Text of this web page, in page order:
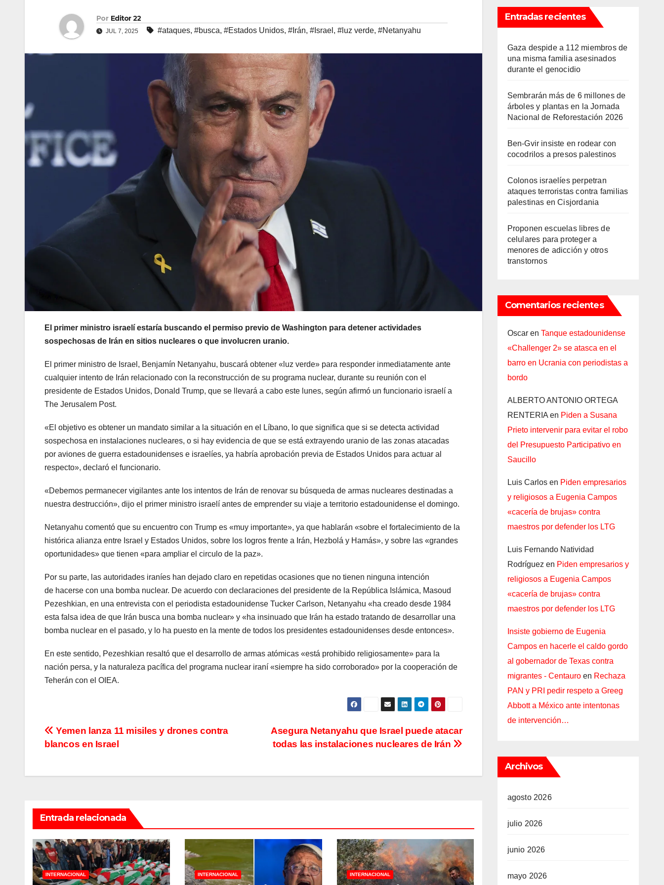
Por Editor 22
JUL 7, 2025 #ataques, #busca, #Estados Unidos, #Irán, #Israel , #luz verde, #Netanyahu
El primer ministro israelí estaría buscando el permiso previo de Washington para detener actividades
sospechosas de Irán en sitios nucleares o que involucren uranio.
El primer ministro de Israel, Benjamín Netanyahu, buscará obtener «luz verde» para responder inmediatamente ante
cualquier intento de Irán relacionado con la reconstrucción de su programa nuclear, durante su reunión con el
presidente de Estados Unidos, Donald Trump, que se llevará a cabo este lunes, según afirmó un funcionario israelí a
The Jerusalem Post.
«El objetivo es obtener un mandato similar a la situación en el Líbano, lo que significa que si se detecta actividad
sospechosa en instalaciones nucleares, o si hay evidencia de que se está extrayendo uranio de las zonas atacadas
por aviones de guerra estadounidenses e israelíes, ya habría aprobación previa de Estados Unidos para actuar al
respecto», declaró el funcionario.
«Debemos permanecer vigilantes ante los intentos de Irán de renovar su búsqueda de armas nucleares destinadas a
nuestra destrucción», dijo el primer ministro israelí antes de emprender su viaje a territorio estadounidense el domingo.
Netanyahu comentó que su encuentro con Trump es «muy importante», ya que hablarán «sobre el fortalecimiento de la
histórica alianza entre Israel y Estados Unidos, sobre los logros frente a Irán, Hezbolá y Hamás», y sobre las «grandes
oportunidades» que tienen «para ampliar el circulo de la paz».
Por su parte, las autoridades iraníes han dejado claro en repetidas ocasiones que no tienen ninguna intención
de hacerse con una bomba nuclear. De acuerdo con declaraciones del presidente de la República Islámica, Masoud
Pezeshkian, en una entrevista con el periodista estadounidense Tucker Carlson, Netanyahu «ha creado desde 1984
esta falsa idea de que Irán busca una bomba nuclear» y «ha insinuado que Irán ha estado tratando de desarrollar una
bomba nuclear en el pasado, y lo ha puesto en la mente de todos los presidentes estadounidenses desde entonces».
En este sentido, Pezeshkian resaltó que el desarrollo de armas atómicas «está prohibido religiosamente» para la
nación persa, y la naturaleza pacífica del programa nuclear iraní «siempre ha sido corroborado» por la cooperación de
Teherán con el OIEA.
Navegación
entradas
Asegura Netanyahu que Israel puede atacar
todas las instalaciones nucleares de Irán
Yemen lanza 11 misiles y drones contra
blancos en Israel
Entrada relacionada
INTERNACIONAL INTERNACIONAL INTERNACIONAL
Entradas recientes
Gaza despide a 112 miembros de
una misma familia asesinados
durante el genocidio
Sembrarán más de 6 millones de
árboles y plantas en la Jornada
Nacional de Reforestación 2026
Ben-Gvir insiste en rodear con
cocodrilos a presos palestinos
Colonos israelíes perpetran
ataques terroristas contra familias
palestinas en Cisjordania
Proponen escuelas libres de
celulares para proteger a
menores de adicción y otros
transtornos
Comentarios recientes
Oscaren Tanque estadounidense
«Challenger 2» se atasca en el
barro en Ucrania con periodistas a
bordo
ALBERTO ANTONIO ORTEGA
RENTERIAen Piden a Susana
Prieto intervenir para evitar el robo
del Presupuesto Participativo en
Saucillo
Luis Carlosen Piden empresarios
y religiosos a Eugenia Campos
«cacería de brujas» contra
maestros por defender los LTG
Luis Fernando Natividad
Rodríguez en Piden empresarios y
religiosos a Eugenia Campos
«cacería de brujas» contra
maestros por defender los LTG
Insiste gobierno de Eugenia
Campos en hacerle el caldo gordo
al gobernador de Texas contra
migrantes - Centauroen Rechaza
PAN y PRI pedir respeto a Greeg
Abbott a México ante intentonas
de intervención…
Archivos
agosto 2026
julio 2026
junio 2026
mayo 2026